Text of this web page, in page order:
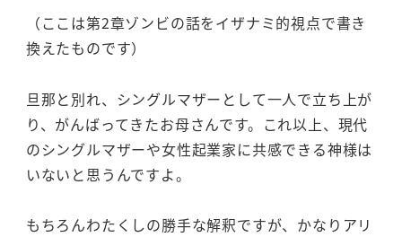
（ここは第2章ゾンビの話をイザナミ的視点で書き
換えたものです）
旦那と別れ、シングルマザーとして一人で立ち上が
り、がんばってきたお母さんです。これ以上、現代
のシングルマザーや女性起業家に共感できる神様は
いないと思うんですよ。
もちろんわたくしの勝手な解釈ですが、かなりアリ